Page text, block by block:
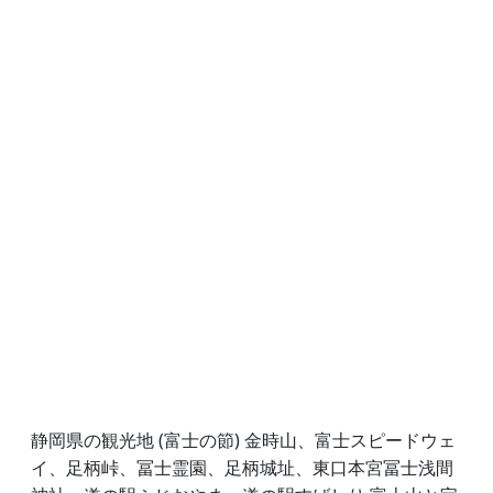
静岡県の観光地 (富士の節) 金時山、富士スピードウェ
イ、足柄峠、冨士霊園、足柄城址、東口本宮冨士浅間